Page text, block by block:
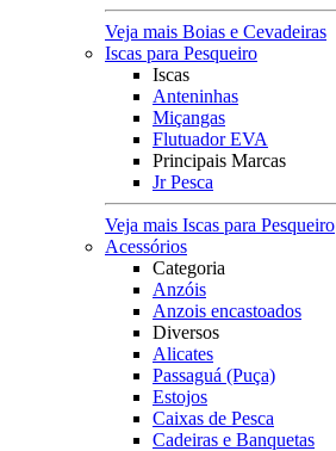
Veja mais Boias e Cevadeiras
Iscas para Pesqueiro
Iscas
Anteninhas
Miçangas
Flutuador EVA
Principais Marcas
Jr Pesca
Veja mais Iscas para Pesqueiro
Acessórios
Categoria
Anzóis
Anzois encastoados
Diversos
Alicates
Passaguá (Puça)
Estojos
Caixas de Pesca
Cadeiras e Banquetas